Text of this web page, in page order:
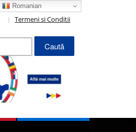
Termeni si Conditii
Caută
după:
Romanian